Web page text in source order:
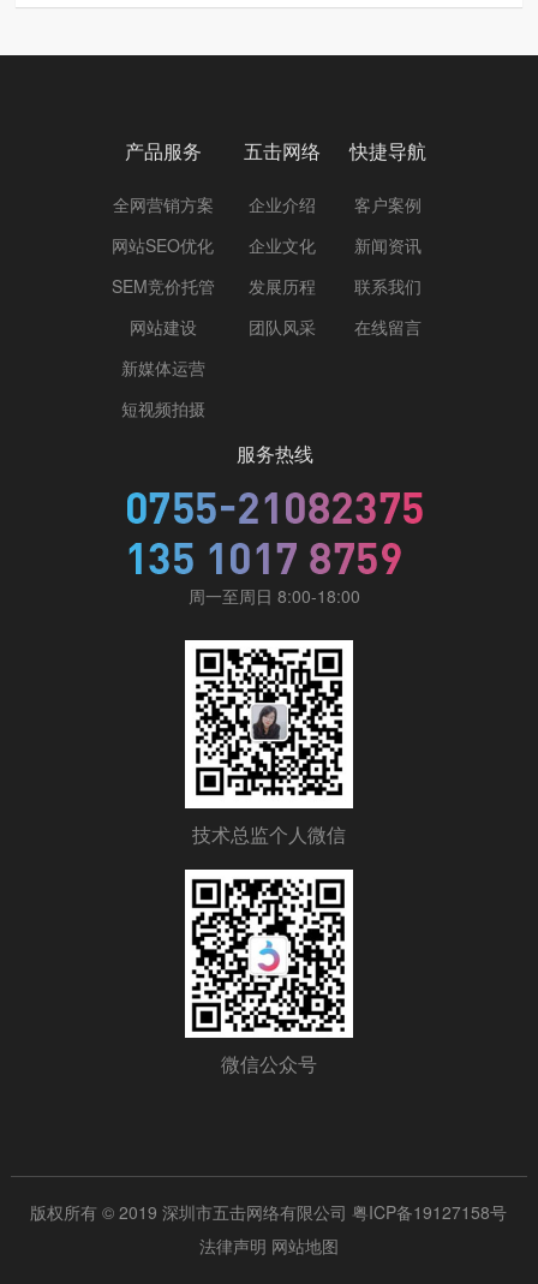
产品服务
全网营销方案
网站SEO优化
SEM竞价托管
网站建设
新媒体运营
短视频拍摄
五击网络
企业介绍
企业文化
发展历程
团队风采
快捷导航
客户案例
新闻资讯
联系我们
在线留言
服务热线
周一至周日 8:00-18:00
技术总监个人微信
微信公众号
版权所有 © 2019 深圳市五击网络有限公司粤ICP备19127158号
法律声明 网站地图